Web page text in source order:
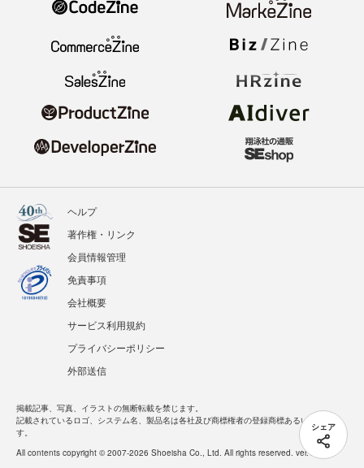
シェア
ヘルプ
著作権・リンク
会員情報管理
免責事項
会社概要
サービス利用規約
プライバシーポリシー
外部送信
掲載記事、写真、イラストの無断転載を禁じます。
記載されているロゴ、システム名、製品名は各社及び商標権者の登録商標あるいは商標で
す。
All contents copyright © 2007-2026 Shoeisha Co., Ltd. All rights reserved. ver.1.5